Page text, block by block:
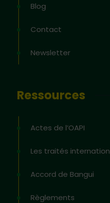
Blog
Contact
Newsletter
Ressources
Actes de l’OAPI
Les traités
Accord de Bangui
Règlements